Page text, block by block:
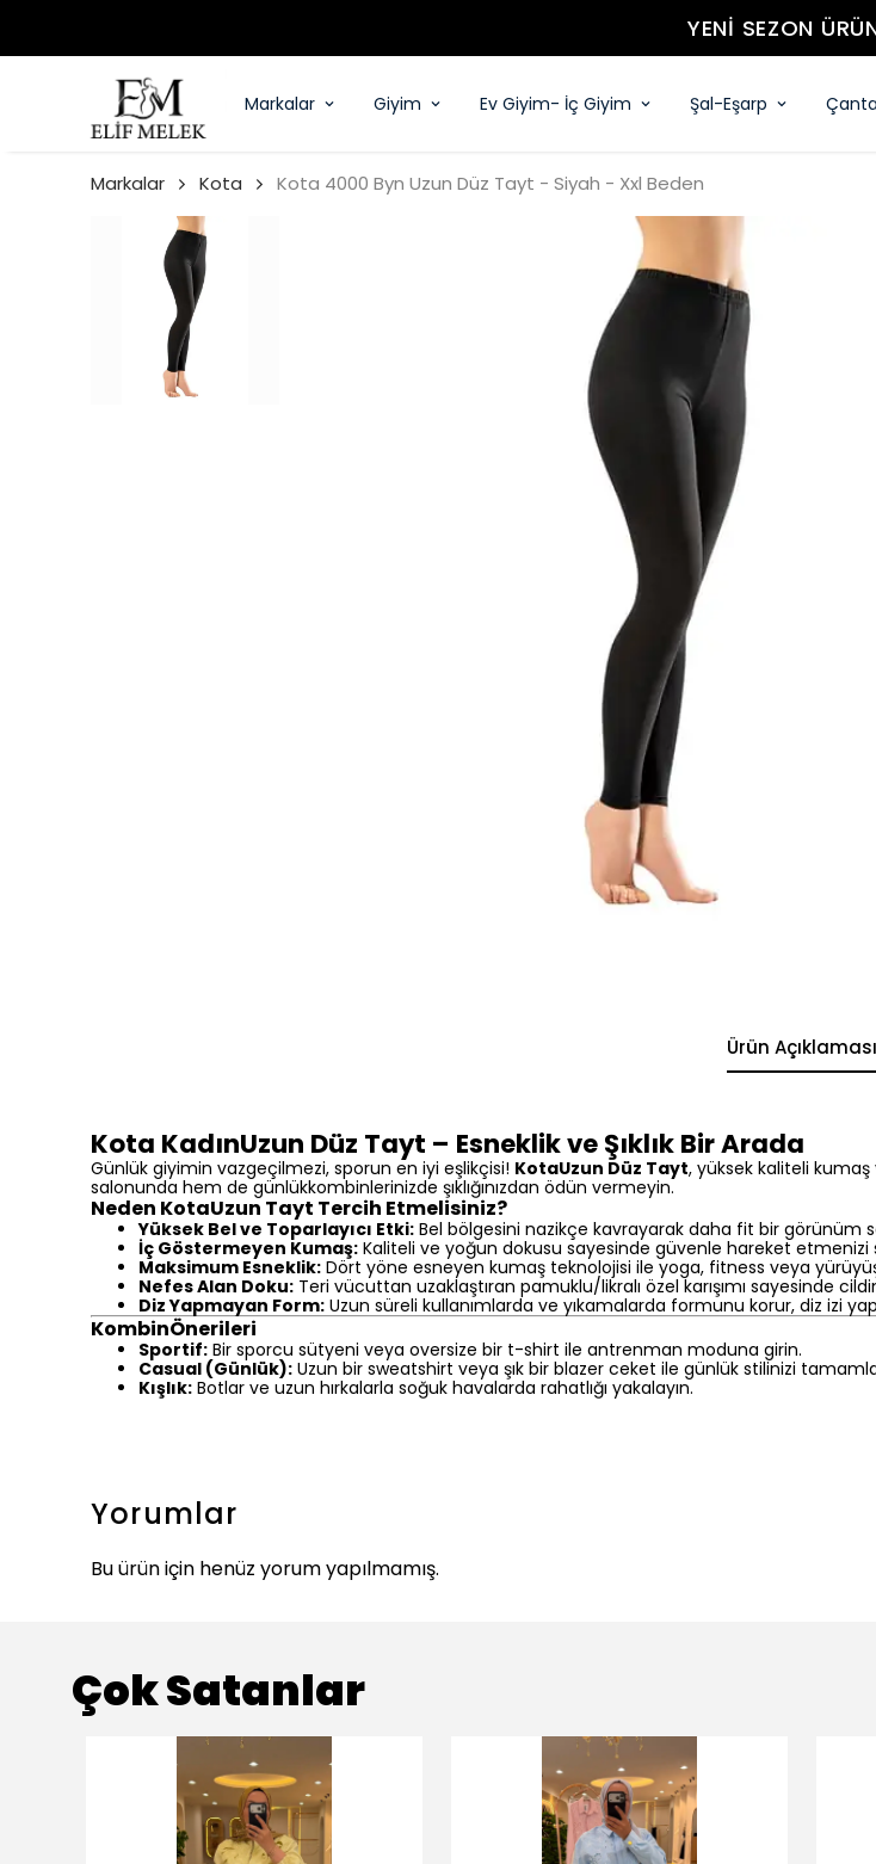
YENİ SEZON
Markalar Giyim Ev Giyim- İç Giyim Şal-Eşarp Çanta
Markalar Kota Kota 4000 Byn Uzun Düz Tayt - Siyah - Xxl Beden
Ürün Açıklaması
Kota KadınUzun Düz Tayt – Esneklik ve Şıklık Bir Arada
Günlük giyimin vazgeçilmezi, sporun en iyi eşlikçisi! KotaUzun Düz Tayt, yüksek kaliteli
salonunda hem de günlükkombinlerinizde şıklığınızdan ödün vermeyin.
Neden KotaUzun Tayt Tercih Etmelisiniz?
Yüksek Bel ve Toparlayıcı Etki: Bel bölgesini nazikçe kavrayarak daha fit bir görünüm
İç Göstermeyen Kumaş: Kaliteli ve yoğun dokusu sayesinde güvenle hareket
Maksimum Esneklik: Dört yöne esneyen kumaş teknolojisi ile yoga, fitness veya
Nefes Alan Doku: Teri vücuttan uzaklaştıran pamuklu/likralı özel karışımı sayesinde
Diz Yapmayan Form: Uzun süreli kullanımlarda ve yıkamalarda formunu korur, diz izi
KombinÖnerileri
Sportif: Bir sporcu sütyeni veya oversize bir t-shirt ile antrenman moduna girin.
Casual (Günlük): Uzun bir sweatshirt veya şık bir blazer ceket ile günlük stilinizi
Kışlık: Botlar ve uzun hırkalarla soğuk havalarda rahatlığı yakalayın.
Yorumlar
Bu ürün için henüz yorum yapılmamış.
Çok Satanlar